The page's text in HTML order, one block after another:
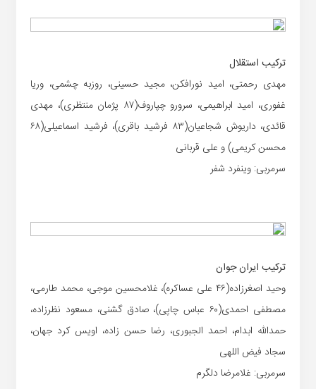
ترکیب استقلال
مهدی رحمتی، امید نورافکن، مجید حسینی، روزبه چشمی، وریا
غفوری، امید ابراهیمی، سرورو چپاروف(۸۷ پژمان منتظری)، مهدی
قائدی، داریوش شجاعیان(۸۳ فرشید باقری)، فرشید اسماعیلی(۶۸
محسن کریمی) و علی قربانی
سرمربی: وینفرد شفر
ترکیب ایران جوان
وحید اصغرزاده(۴۶ علی عساکره)، غلامحسین موجی، محمد طارمی،
مصطفی احمدی(۶۰ عباس چاپی)، صادق گشنی، مسعود نظرزاده،
حمدالله ابدام، احمد الجبوری، رضا حسن زاده، اویس کرد جهان،
سجاد فیض اللهی
سرمربی: غلامرضا دلگرم